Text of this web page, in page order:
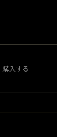
購入する